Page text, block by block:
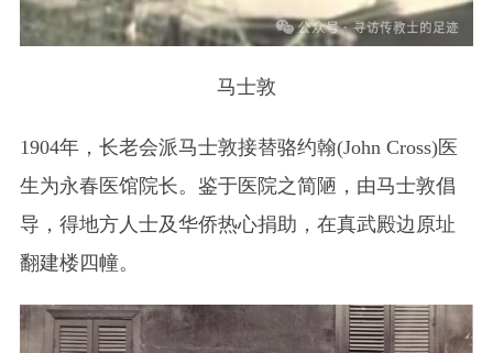
马士敦
1904年，长老会派马士敦接替骆约翰(John Cross)医
生为永春医馆院长。鉴于医院之简陋，由马士敦倡
导，得地方人士及华侨热心捐助，在真武殿边原址
翻建楼四幢。